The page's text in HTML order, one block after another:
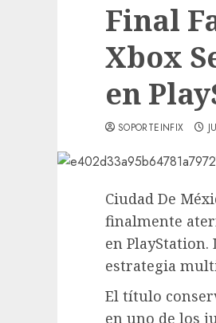
Final
Xbox
en
SOPORTEINFIX
Ciudad De
finalmente
en
estrategia
El título
en uno de los